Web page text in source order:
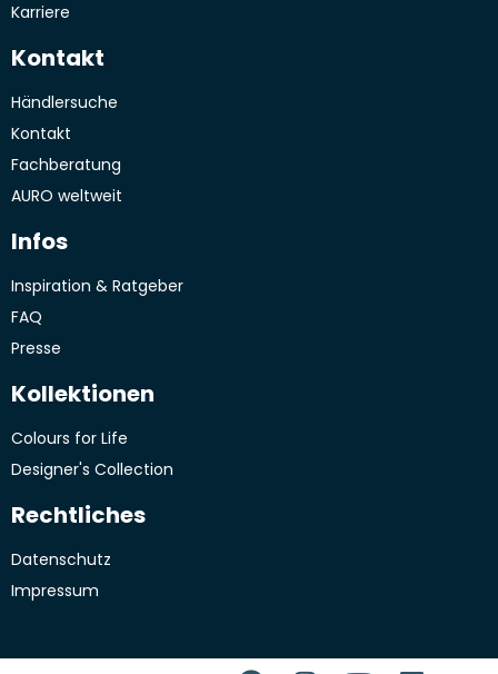
Karriere
Kontakt
Händlersuche
Kontakt
Fachberatung
AURO weltweit
Infos
Inspiration & Ratgeber
FAQ
Presse
Kollektionen
Colours for Life
Designer's Collection
Rechtliches
Datenschutz
Impressum